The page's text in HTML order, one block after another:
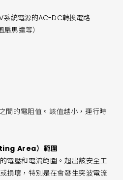
系統電源的AC-DC轉換電路
馬達等）
間的電阻值。該值越小，運行時
Area）範圍
電壓和電流範圍。超出該安全工
損壞，特別是在會發生突波電流